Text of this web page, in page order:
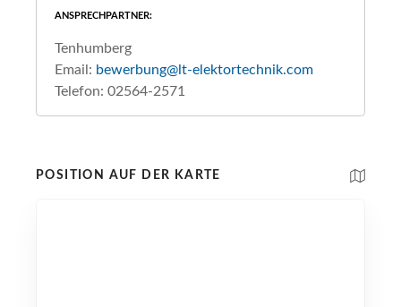
ANSPRECHPARTNER
Tenhumberg
Email: bewerbung@lt-elektortechnik.com
Telefon: 02564-2571
POSITION AUF DER KARTE